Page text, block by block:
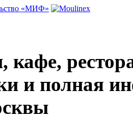
кафе,
и полная